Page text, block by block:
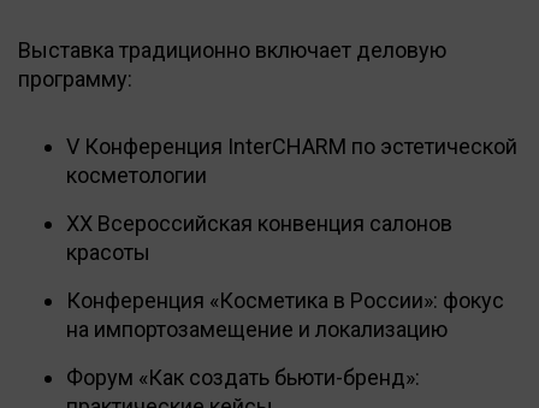
Выставка традиционно включает деловую
программу:
V Конференция InterCHARM по эстетической
косметологии
XХ Всероссийская конвенция салонов
красоты
Конференция «Косметика в России»: фокус
на импортозамещение и локализацию
Форум «Как создать бьюти-бренд»: